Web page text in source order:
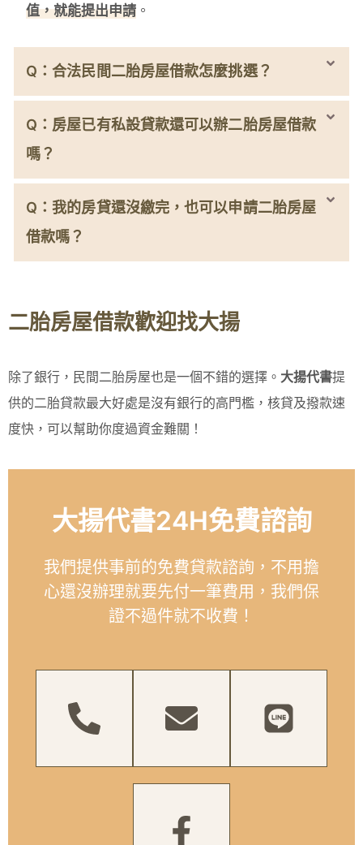
值，就能提出申請 。
Q：合法民間二胎房屋借款怎麼挑選？
Q：房屋已有私設貸款還可以辦二胎房屋借款
嗎？
Q：我的房貸還沒繳完，也可以申請二胎房屋
借款嗎？
二胎房屋借款歡迎找大揚
除了銀行，民間二胎房屋也是一個不錯的選擇。 大揚代書提
供的二胎貸款最大好處是沒有銀行的高門檻，核貸及撥款速
度快，可以幫助你度過資金難關！
大揚代書24H免費諮詢
我們提供事前的免費貸款諮詢，不用擔
心還沒辦理就要先付一筆費用，我們保
證不過件就不收費！